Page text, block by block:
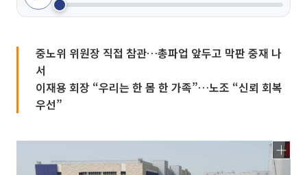
중노위 위원장 직접 참관…총파업 앞두고 막판 중재 나
서
이재용 회장 “우리는 한 몸 한 가족”…노조 “신뢰 회복
우선”